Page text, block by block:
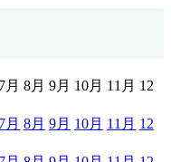
7月 8月 9月 10月 11月 12
7月 8月 9月 10月 11月 12